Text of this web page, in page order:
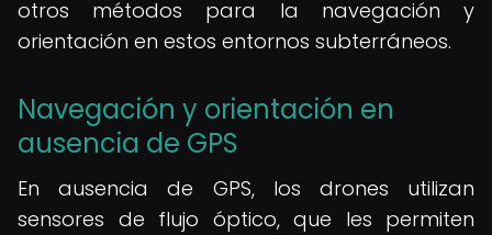
otros métodos para la navegación y
orientación en estos entornos subterráneos.
Navegación y orientación en
ausencia de GPS
En ausencia de GPS, los drones utilizan
sensores de flujo óptico, que les permiten